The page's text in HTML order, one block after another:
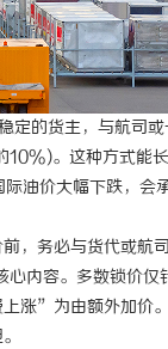
的货主，与航司或
。这种方式能
油价大幅下跌，会
务必与货代或航
内容。多数锁价
涨”为由额外加价